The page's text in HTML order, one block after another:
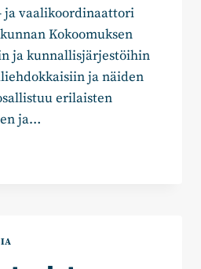
ja vaalikoordinaattori
Kokoomuksen
ja kunnallisjärjestöihin
ja näiden
erilaisten
ja…